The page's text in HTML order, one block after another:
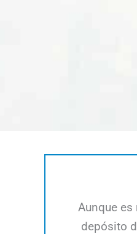
Aunque
depósito